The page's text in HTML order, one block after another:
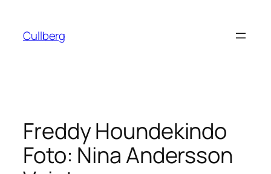
innehåll
Cullberg
Freddy Houndekindo
Foto: Nina Andersson